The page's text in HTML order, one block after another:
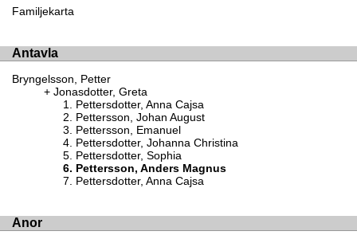
Familjekarta
Antavla
Bryngelsson, Petter
Jonasdotter, Greta
Pettersdotter, Anna Cajsa
Pettersson, Johan August
Pettersson, Emanuel
Pettersdotter, Johanna Christina
Pettersdotter, Sophia
Pettersson, Anders Magnus
Pettersdotter, Anna Cajsa
Anor